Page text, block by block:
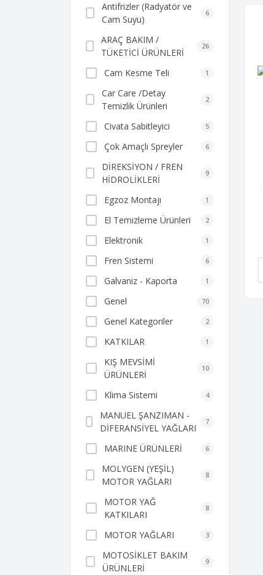
Antifrizler (Radyatör ve
Cam Suyu)
6
ARAÇ BAKIM /
TÜKETİCİ ÜRÜNLERİ
26
Cam Kesme Teli 1
Car Care /Detay
Temizlik Ürünleri
2
Civata Sabitleyici 5
Çok Amaçlı Spreyler 6
DİREKSİYON / FREN
HİDROLİKLERİ
9
Egzoz Montajı 1
El Temizleme Ürünleri 2
Elektronik 1
Fren Sistemi 6
Galvaniz - Kaporta 1
Genel 70
Genel Kategoriler 2
KATKILAR 1
KIŞ MEVSİMİ
ÜRÜNLERİ
10
Klima Sistemi 4
MANUEL ŞANZIMAN -
DİFERANSİYEL YAĞLARI
7
MARINE ÜRÜNLERİ 6
MOLYGEN (YEŞİL)
MOTOR YAĞLARI
8
MOTOR YAĞ
KATKILARI
8
MOTOR YAĞLARI 3
MOTOSİKLET BAKIM
ÜRÜNLERİ
9